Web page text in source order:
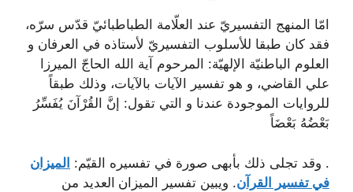
امّا المنهج التفسيريّ عند العلّامة الطباطبائيّ قدّس سرّه،
فقد كان طبقا للأسلوب التفسيريّ لأستاذه في العرفان و
العلوم الباطنيّة الإلهيّة: المرحوم آية الله الحاجّ الميرزا
علي القاضي، و هو تفسير الآيات بالآيات، وذلك طبقاً
للروايات الموجودة عندنا و التي تقول: إنَّ القُرْآنَ يُفَسِّرُ
بَعْضُهُ بَعْضَاً
. وقد تجلى ذلك بأبهى صورة في تفسيره القيّم: الميزان
في تفسير القرآن. ويبين تفسير الميزان العديد من